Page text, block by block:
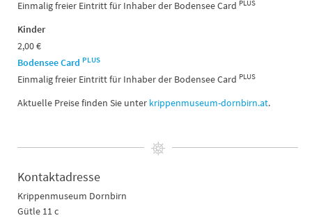
Einmalig freier Eintritt für Inhaber der Bodensee Card PLUS
Kinder
2,00 €
Bodensee Card PLUS
Einmalig freier Eintritt für Inhaber der Bodensee Card PLUS
Aktuelle Preise finden Sie unter krippenmuseum-dornbirn.at.
Kontaktadresse
Krippenmuseum Dornbirn
Gütle 11 c